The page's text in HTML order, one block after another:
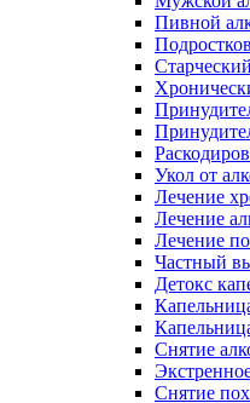
Пивной
Укол от
Лечение
Лечение
Лечение
Частный
Детокс
Снятие
Снятие